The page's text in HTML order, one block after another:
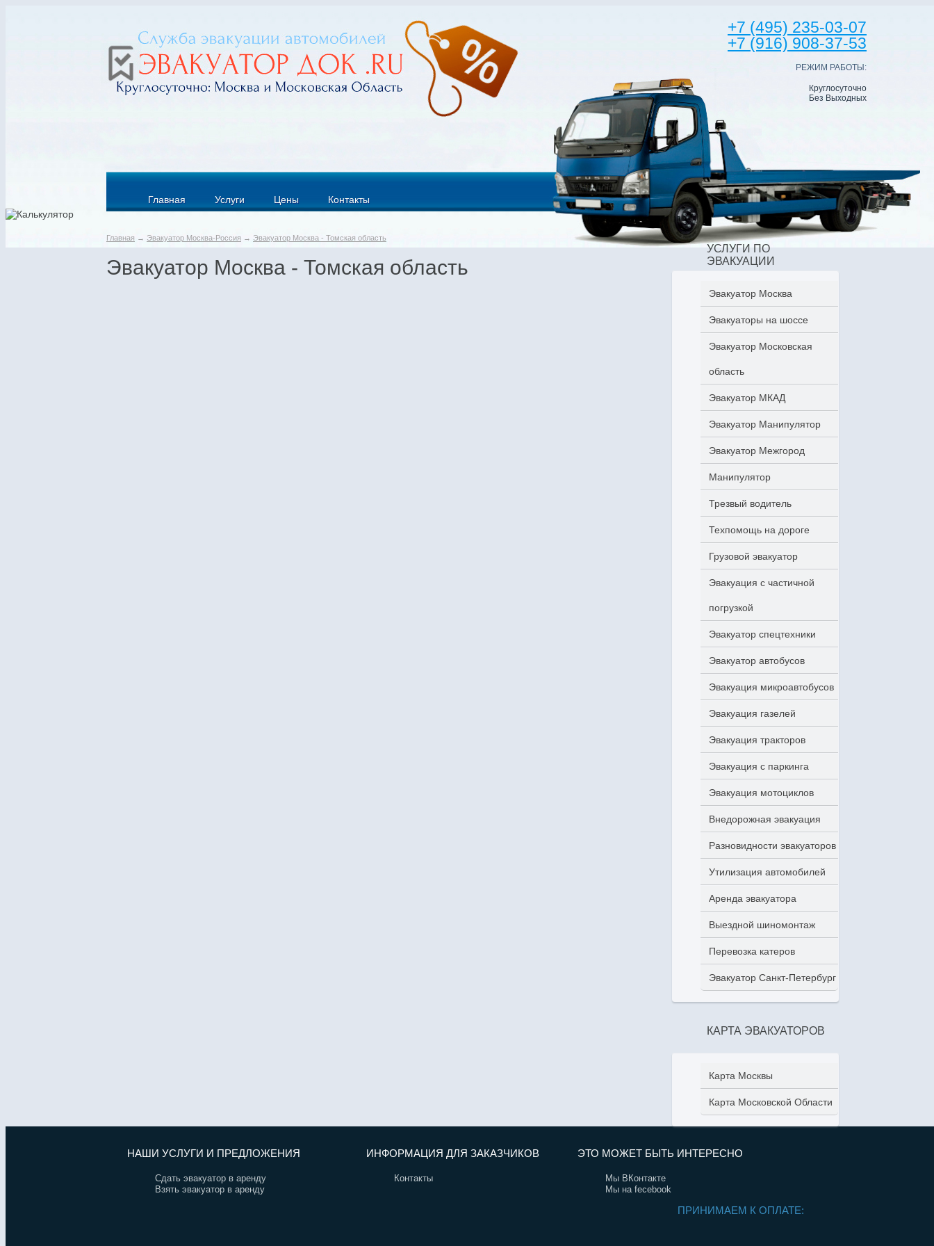
+7 (495) 235-03-07
+7 (916) 908-37-53
РЕЖИМ РАБОТЫ:
Круглосуточно
Без Выходных
Главная Услуги Цены Контакты
Главная → Эвакуатор Москва-Россия → Эвакуатор Москва - Томская область
Эвакуатор Москва - Томская область
УСЛУГИ ПО
ЭВАКУАЦИИ
Эвакуатор Москва
Эвакуаторы на шоссе
Эвакуатор Московская
область
Эвакуатор МКАД
Эвакуатор Манипулятор
Эвакуатор Межгород
Манипулятор
Трезвый водитель
Техпомощь на дороге
Грузовой эвакуатор
Эвакуация с частичной
погрузкой
Эвакуатор спецтехники
Эвакуатор автобусов
Эвакуация микроавтобусов
Эвакуация газелей
Эвакуация тракторов
Эвакуация с паркинга
Эвакуация мотоциклов
Внедорожная эвакуация
Разновидности эвакуаторов
Утилизация автомобилей
Аренда эвакуатора
Выездной шиномонтаж
Перевозка катеров
Эвакуатор Санкт-Петербург
КАРТА ЭВАКУАТОРОВ
Карта Москвы
Карта Московской Области
НАШИ УСЛУГИ И ПРЕДЛОЖЕНИЯ
Сдать эвакуатор в аренду
Взять эвакуатор в аренду
ИНФОРМАЦИЯ ДЛЯ ЗАКАЗЧИКОВ
Контакты
ЭТО МОЖЕТ БЫТЬ ИНТЕРЕСНО
Мы ВКонтакте
Мы на fecebook
ПРИНИМАЕМ К ОПЛАТЕ: